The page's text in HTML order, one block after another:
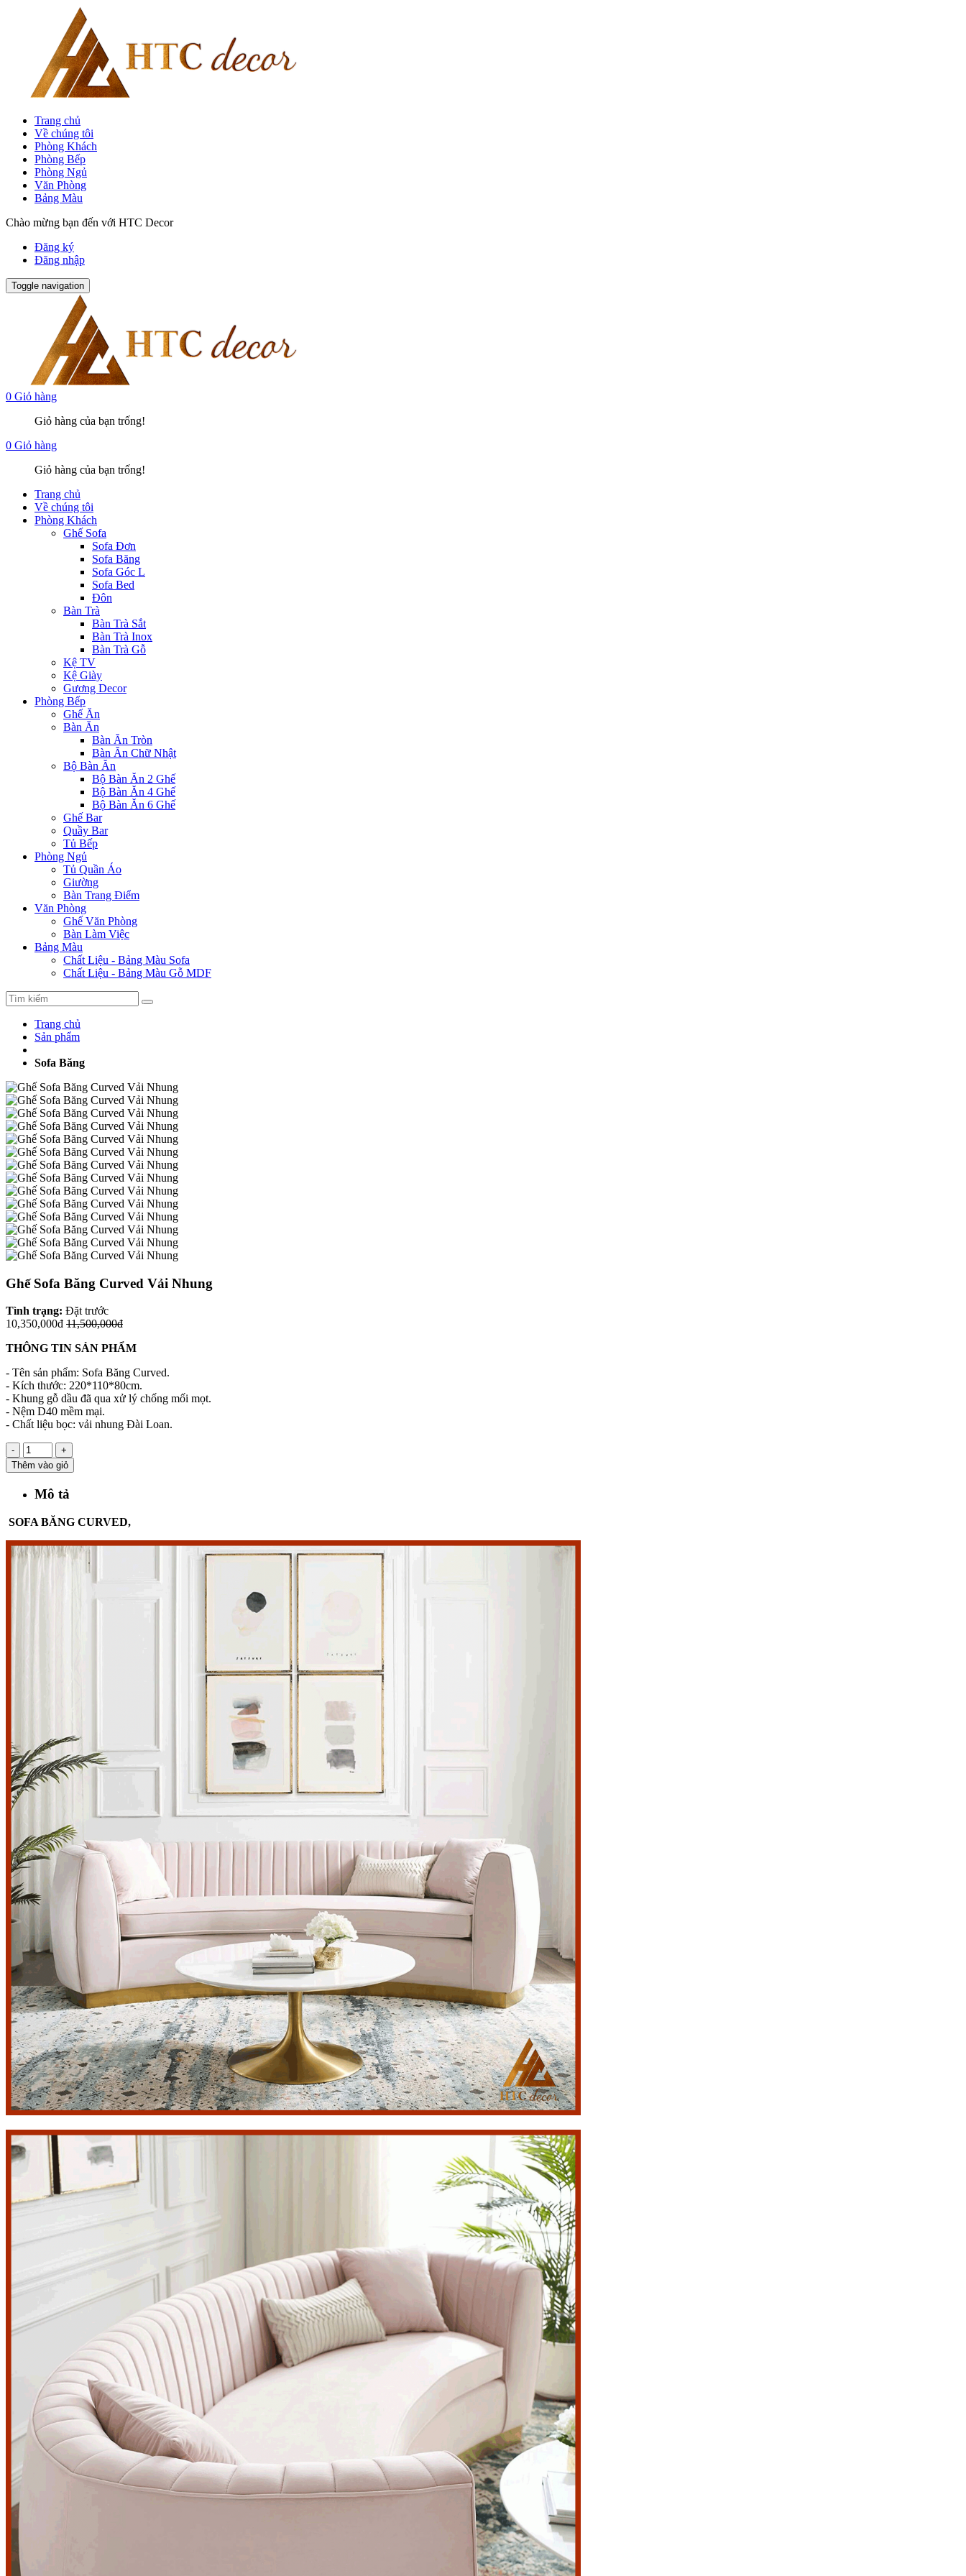
Trang chủ
Về chúng tôi
Phòng Khách
Phòng Bếp
Phòng Ngủ
Văn Phòng
Bảng Màu
Chào mừng bạn đến với HTC Decor
Đăng ký
Đăng nhập
Toggle navigation
0 Giỏ hàng
Giỏ hàng của bạn trống!
0 Giỏ hàng
Giỏ hàng của bạn trống!
Trang chủ
Về chúng tôi
Phòng Khách
Ghế Sofa
Sofa Đơn
Sofa Băng
Sofa Góc L
Sofa Bed
Đôn
Bàn Trà
Bàn Trà Sắt
Bàn Trà Inox
Bàn Trà Gỗ
Kệ TV
Kệ Giày
Gương Decor
Phòng Bếp
Ghế Ăn
Bàn Ăn
Bàn Ăn Tròn
Bàn Ăn Chữ Nhật
Bộ Bàn Ăn
Bộ Bàn Ăn 2 Ghế
Bộ Bàn Ăn 4 Ghế
Bộ Bàn Ăn 6 Ghế
Ghế Bar
Quầy Bar
Tủ Bếp
Phòng Ngủ
Tủ Quần Áo
Giường
Bàn Trang Điểm
Văn Phòng
Ghế Văn Phòng
Bàn Làm Việc
Bảng Màu
Chất Liệu - Bảng Màu Sofa
Chất Liệu - Bảng Màu Gỗ MDF
Trang chủ
Sản phẩm
Sofa Băng
Ghế Sofa Băng Curved Vải Nhung
Tình trạng: Đặt trước
10,350,000đ 11,500,000đ
THÔNG TIN SẢN PHẨM
- Tên sản phẩm: Sofa Băng Curved.
- Kích thước: 220*110*80cm.
- Khung gỗ dầu đã qua xử lý chống mối mọt.
- Nệm D40 mềm mại.
- Chất liệu bọc: vải nhung Đài Loan.
-
+
Thêm vào giỏ
Mô tả
SOFA BĂNG CURVED,